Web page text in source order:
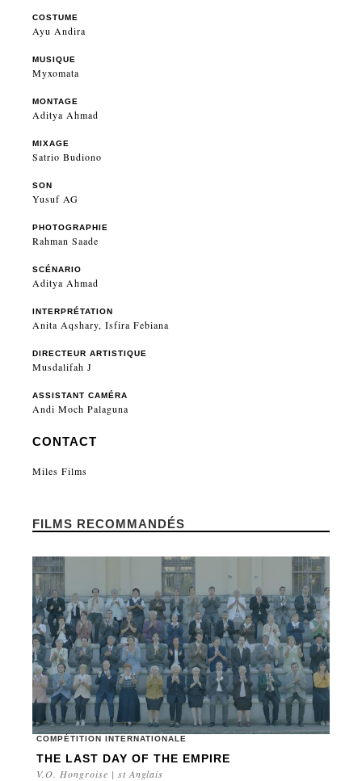
COSTUME
Ayu Andira
MUSIQUE
Myxomata
MONTAGE
Aditya Ahmad
MIXAGE
Satrio Budiono
SON
Yusuf AG
PHOTOGRAPHIE
Rahman Saade
SCÉNARIO
Aditya Ahmad
INTERPRÉTATION
Anita Aqshary, Isfira Febiana
DIRECTEUR ARTISTIQUE
Musdalifah J
ASSISTANT CAMÉRA
Andi Moch Palaguna
CONTACT
Miles Films
FILMS RECOMMANDÉS
COMPÉTITION INTERNATIONALE
THE LAST DAY OF THE EMPIRE
V.O. Hongroise | st Anglais